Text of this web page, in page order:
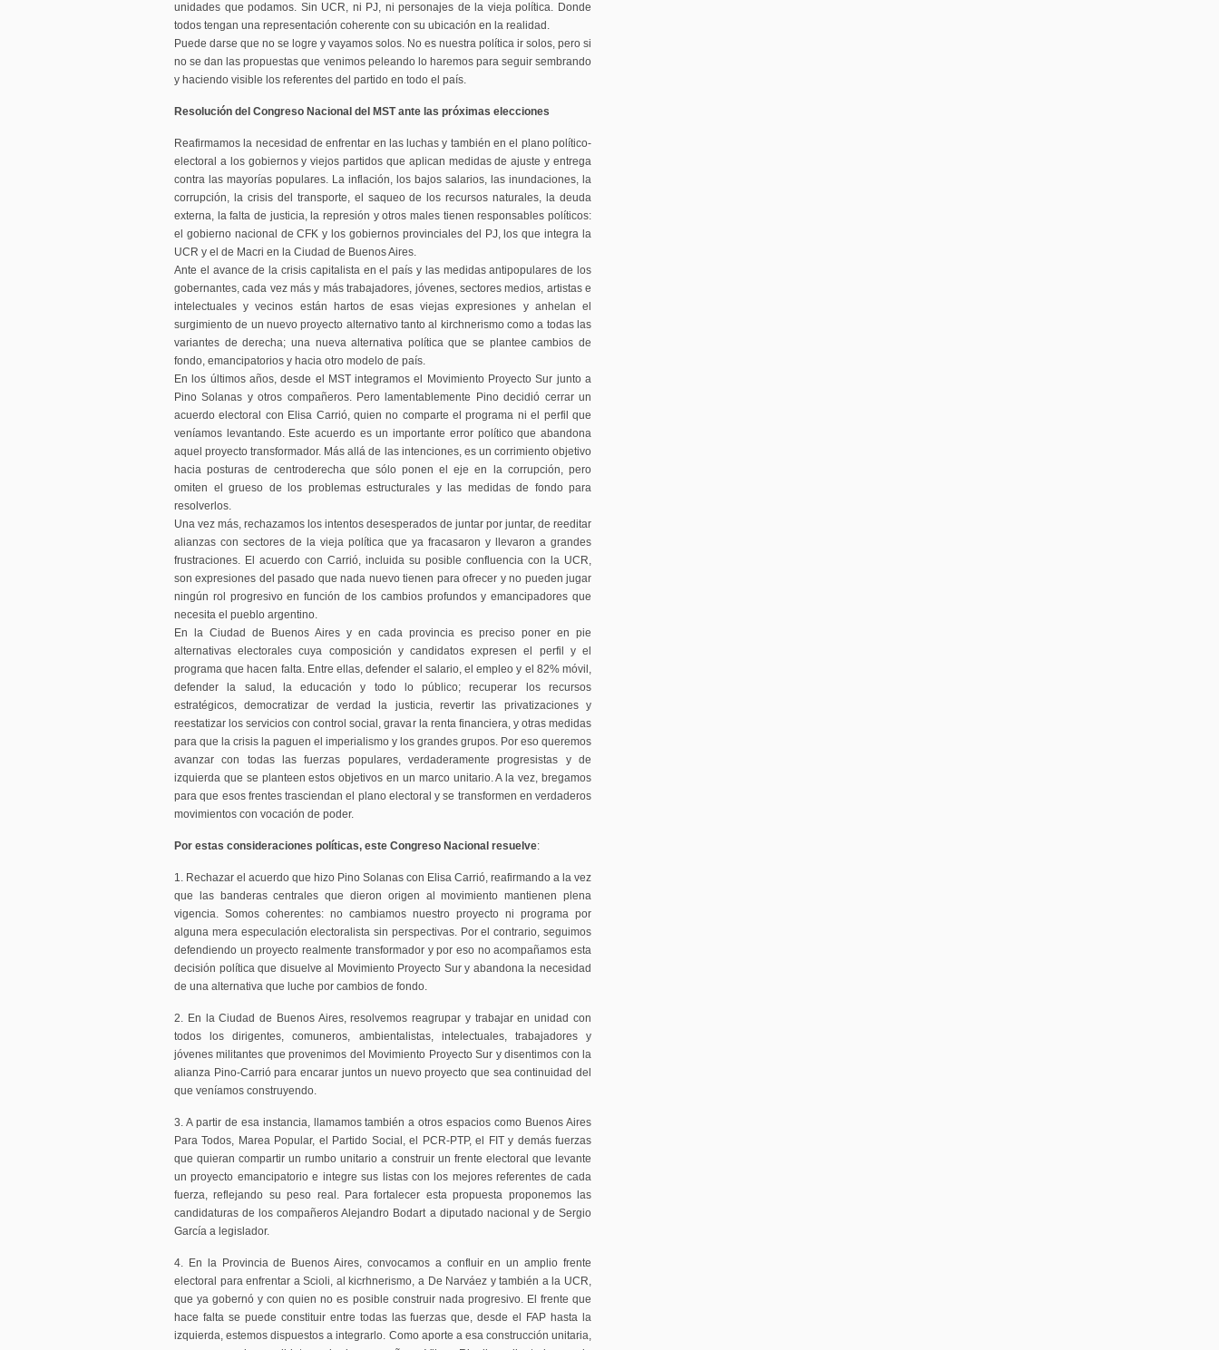
unidades que podamos. Sin UCR, ni PJ, ni personajes de la vieja política. Donde
todos tengan una representación coherente con su ubicación en la realidad.
Puede darse que no se logre y vayamos solos. No es nuestra política ir solos, pero si
no se dan las propuestas que venimos peleando lo haremos para seguir sembrando
y haciendo visible los referentes del partido en todo el país.
Resolución del Congreso Nacional del MST ante las próximas elecciones
Reafirmamos la necesidad de enfrentar en las luchas y también en el plano político-
electoral a los gobiernos y viejos partidos que aplican medidas de ajuste y entrega
contra las mayorías populares. La inflación, los bajos salarios, las inundaciones, la
corrupción, la crisis del transporte, el saqueo de los recursos naturales, la deuda
externa, la falta de justicia, la represión y otros males tienen responsables políticos:
el gobierno nacional de CFK y los gobiernos provinciales del PJ, los que integra la
UCR y el de Macri en la Ciudad de Buenos Aires.
Ante el avance de la crisis capitalista en el país y las medidas antipopulares de los
gobernantes, cada vez más y más trabajadores, jóvenes, sectores medios, artistas e
intelectuales y vecinos están hartos de esas viejas expresiones y anhelan el
surgimiento de un nuevo proyecto alternativo tanto al kirchnerismo como a todas las
variantes de derecha; una nueva alternativa política que se plantee cambios de
fondo, emancipatorios y hacia otro modelo de país.
En los últimos años, desde el MST integramos el Movimiento Proyecto Sur junto a
Pino Solanas y otros compañeros. Pero lamentablemente Pino decidió cerrar un
acuerdo electoral con Elisa Carrió, quien no comparte el programa ni el perfil que
veníamos levantando. Este acuerdo es un importante error político que abandona
aquel proyecto transformador. Más allá de las intenciones, es un corrimiento objetivo
hacia posturas de centroderecha que sólo ponen el eje en la corrupción, pero
omiten el grueso de los problemas estructurales y las medidas de fondo para
resolverlos.
Una vez más, rechazamos los intentos desesperados de juntar por juntar, de reeditar
alianzas con sectores de la vieja política que ya fracasaron y llevaron a grandes
frustraciones. El acuerdo con Carrió, incluida su posible confluencia con la UCR,
son expresiones del pasado que nada nuevo tienen para ofrecer y no pueden jugar
ningún rol progresivo en función de los cambios profundos y emancipadores que
necesita el pueblo argentino.
En la Ciudad de Buenos Aires y en cada provincia es preciso poner en pie
alternativas electorales cuya composición y candidatos expresen el perfil y el
programa que hacen falta. Entre ellas, defender el salario, el empleo y el 82% móvil,
defender la salud, la educación y todo lo público; recuperar los recursos
estratégicos, democratizar de verdad la justicia, revertir las privatizaciones y
reestatizar los servicios con control social, gravar la renta financiera, y otras medidas
para que la crisis la paguen el imperialismo y los grandes grupos. Por eso queremos
avanzar con todas las fuerzas populares, verdaderamente progresistas y de
izquierda que se planteen estos objetivos en un marco unitario. A la vez, bregamos
para que esos frentes trasciendan el plano electoral y se transformen en verdaderos
movimientos con vocación de poder.
Por estas consideraciones políticas, este Congreso Nacional resuelve:
1. Rechazar el acuerdo que hizo Pino Solanas con Elisa Carrió, reafirmando a la vez
que las banderas centrales que dieron origen al movimiento mantienen plena
vigencia. Somos coherentes: no cambiamos nuestro proyecto ni programa por
alguna mera especulación electoralista sin perspectivas. Por el contrario, seguimos
defendiendo un proyecto realmente transformador y por eso no acompañamos esta
decisión política que disuelve al Movimiento Proyecto Sur y abandona la necesidad
de una alternativa que luche por cambios de fondo.
2. En la Ciudad de Buenos Aires, resolvemos reagrupar y trabajar en unidad con
todos los dirigentes, comuneros, ambientalistas, intelectuales, trabajadores y
jóvenes militantes que provenimos del Movimiento Proyecto Sur y disentimos con la
alianza Pino-Carrió para encarar juntos un nuevo proyecto que sea continuidad del
que veníamos construyendo.
3. A partir de esa instancia, llamamos también a otros espacios como Buenos Aires
Para Todos, Marea Popular, el Partido Social, el PCR-PTP, el FIT y demás fuerzas
que quieran compartir un rumbo unitario a construir un frente electoral que levante
un proyecto emancipatorio e integre sus listas con los mejores referentes de cada
fuerza, reflejando su peso real. Para fortalecer esta propuesta proponemos las
candidaturas de los compañeros Alejandro Bodart a diputado nacional y de Sergio
García a legislador.
4. En la Provincia de Buenos Aires, convocamos a confluir en un amplio frente
electoral para enfrentar a Scioli, al kicrhnerismo, a De Narváez y también a la UCR,
que ya gobernó y con quien no es posible construir nada progresivo. El frente que
hace falta se puede constituir entre todas las fuerzas que, desde el FAP hasta la
izquierda, estemos dispuestos a integrarlo. Como aporte a esa construcción unitaria,